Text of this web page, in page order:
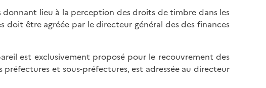
lieu à la perception des droits de timbre dans les
doit être agréée par le directeur général des des finances
est exclusivement proposé pour le recouvrement des
et sous-préfectures, est adressée au directeur